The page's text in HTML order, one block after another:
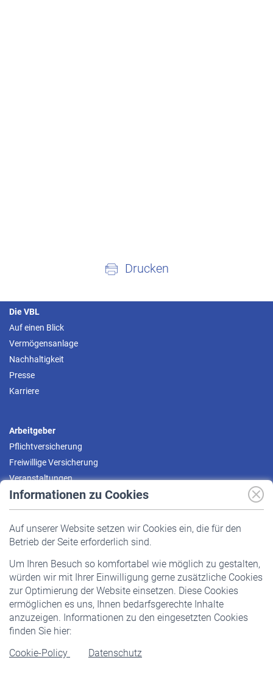
Informationen zu Cookies
Auf unserer Website setzen wir Cookies ein, die für den
Betrieb der Seite erforderlich sind.
Um Ihren Besuch so komfortabel wie möglich zu gestalten,
würden wir mit Ihrer Einwilligung gerne zusätzliche Cookies
zur Optimierung der Website einsetzen. Diese Cookies
ermöglichen es uns, Ihnen bedarfsgerechte Inhalte
anzuzeigen. Informationen zu den eingesetzten Cookies
finden Sie hier:
Cookie-Policy
Datenschutz
Drucken
Die VBL
Auf einen Blick
Vermögensanlage
Nachhaltigkeit
Presse
Karriere
Arbeitgeber
Pflichtversicherung
Freiwillige Versicherung
Veranstaltungen
Pflichtversicherung
Staatliche Förderung
Veranstaltungen
Rentner
Rentenbeginn
Rente beantragen